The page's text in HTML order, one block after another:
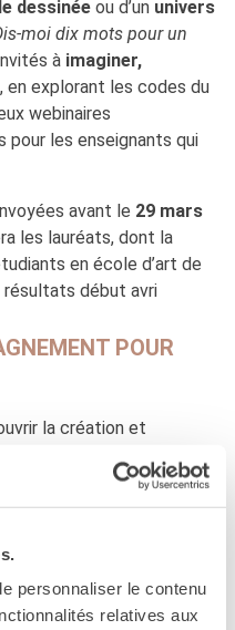
personnaliser le contenu
relatives aux
dessinée ou d’un univers
moi dix mots pour un
à imaginer,
, en explorant les codes du
webinaires
pour les enseignants qui
avant le 29 mars
les lauréats, dont la
en école d’art de
résultats début avri
POUR
la création et
disciplines. Ces deux
vos élèves dans le
d’un récit structuré
héros, ainsi que la mise